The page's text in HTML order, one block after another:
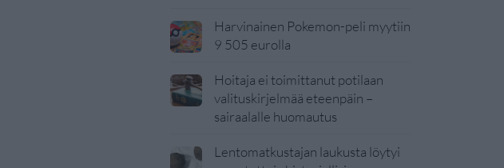
Harvinainen Pokemon-peli myytiin
9 505 eurolla
Hoitaja ei toimittanut potilaan
valituskirjelmää eteenpäin –
sairaalalle huomautus
Lentomatkustajan laukusta löytyi